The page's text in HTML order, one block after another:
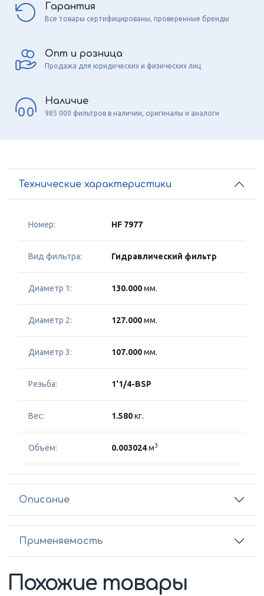
Гарантия
Все товары сертифицированы, проверенные бренды
Опт и розница
Продажа для юридических и физических лиц
Наличие
985 000 фильтров в наличии, оригиналы и аналоги
Технические характеристики
Номер: HF 7977
Вид фильтра: Гидравлический фильтр
Диаметр 1: 130.000мм.
Диаметр 2: 127.000мм.
Диаметр 3: 107.000мм.
Резьба: 1'1/4-BSP
Вес: 1.580кг.
Объём: 0.003024м3
Описание
Применяемость
Похожие товары